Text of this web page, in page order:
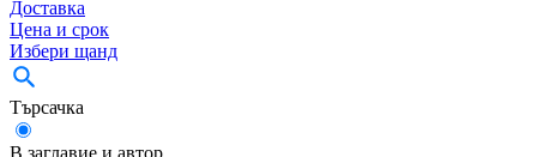
Доставка
Цена и срок
Избери щанд
Търсачка
В заглавие и автор